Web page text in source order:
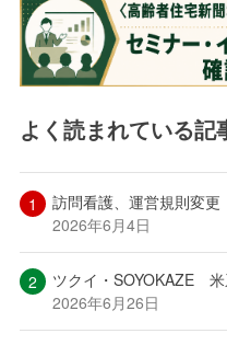
よく読まれている記
訪問看護、運営規則変
2026年6月4日
ツクイ・SOYOKAZE
2026年6月26日